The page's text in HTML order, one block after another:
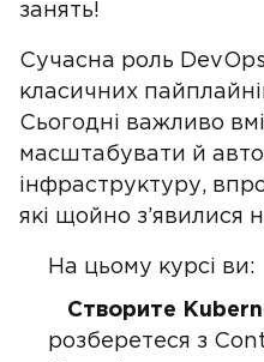
занять!
Сучасна роль
класичних
Сьогодні важливо
масштабувати й
інфраструктуру,
які щойно з’явилися
На цьому курсі ви:
Створите
розберетеся з